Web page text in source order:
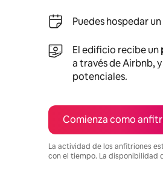
Puedes hospedar
El edificio recibe un
a través de Airbnb,
potenciales.
Comienza como
La actividad de los anfitriones
con el tiempo. La disponibilidad